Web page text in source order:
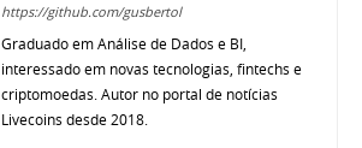
https://github.com/gusbertol
Graduado em Análise de Dados e BI,
interessado em novas tecnologias, fintechs e
criptomoedas. Autor no portal de notícias
Livecoins desde 2018.